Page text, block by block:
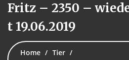
Fritz – 2350 –
t 19.06.2019
Home
Tier